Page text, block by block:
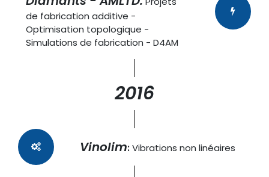
de fabrication additive -
Optimisation topologique -
Simulations de fabrication - D4AM
2016
Vinolim:Vibrations non linéaires